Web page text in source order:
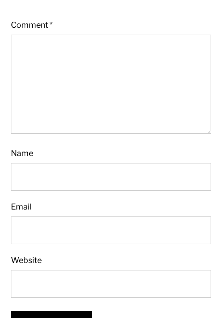
Comment*
Name
Email
Website